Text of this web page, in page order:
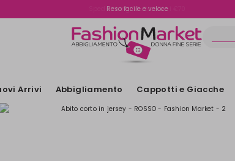
Reso facile e veloce
Spedizione gratuita oltre i €70
Arrivi Abbigliamento Cappotti e Giacche